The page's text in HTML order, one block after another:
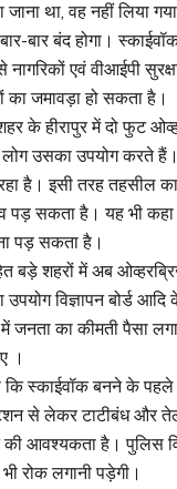
जाना था, वह नहीं
बार बंद होगा।
नागरिकों एवं वीआईपी
का जमावड़ा हो सकता है।
के हीरापुर में दो फुट
उसका उपयोग करते
है। इसी तरह तहसील
पड़ सकता है। यह भी
पड़ सकता है।
बड़े शहरों में अब
विज्ञापन बोर्ड
में जनता का कीमती पैसा
।
कि स्काईवॉक बनने के
से लेकर टाटीबंध और
की आवश्यकता है। पुलिस
रोक लगानी पड़ेगी।